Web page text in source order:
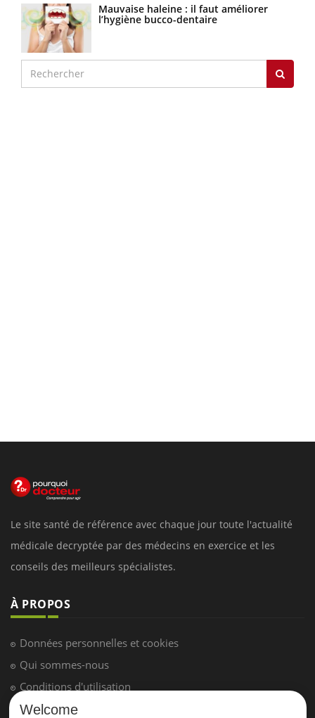
Mauvaise haleine : il faut améliorer
l’hygiène bucco-dentaire
Le site santé de référence avec chaque jour toute l'actualité
médicale decryptée par des médecins en exercice et les
conseils des meilleurs spécialistes.
À PROPOS
Données personnelles et cookies
Qui sommes-nous
Conditions d'utilisation
Plan du site
Welcome